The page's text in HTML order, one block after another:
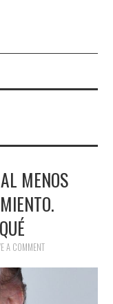
MENOS
A COMMENT